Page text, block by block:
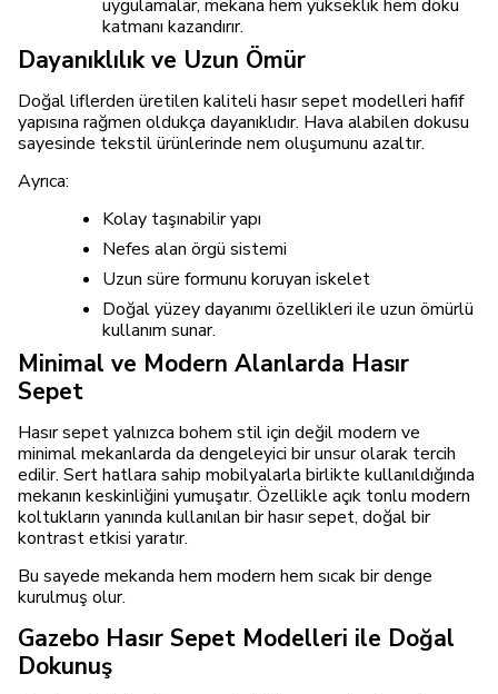
uygulamalar, mekana hem yükseklik hem doku
katmanı kazandırır.
Dayanıklılık ve Uzun Ömür
Doğal liflerden üretilen kaliteli hasır sepet modelleri hafif
yapısına rağmen oldukça dayanıklıdır. Hava alabilen dokusu
sayesinde tekstil ürünlerinde nem oluşumunu azaltır.
Ayrıca:
Kolay taşınabilir yapı
Nefes alan örgü sistemi
Uzun süre formunu koruyan iskelet
Doğal yüzey dayanımı özellikleri ile uzun ömürlü
kullanım sunar.
Minimal ve Modern Alanlarda Hasır
Sepet
Hasır sepet yalnızca bohem stil için değil modern ve
minimal mekanlarda da dengeleyici bir unsur olarak tercih
edilir. Sert hatlara sahip mobilyalarla birlikte kullanıldığında
mekanın keskinliğini yumuşatır. Özellikle açık tonlu modern
koltukların yanında kullanılan bir hasır sepet, doğal bir
kontrast etkisi yaratır.
Bu sayede mekanda hem modern hem sıcak bir denge
kurulmuş olur.
Gazebo Hasır Sepet Modelleri ile Doğal
Dokunuş